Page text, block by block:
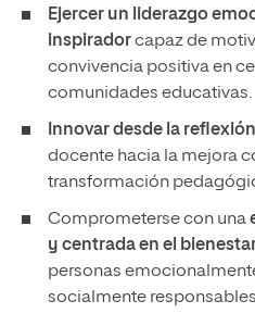
Ejercer un liderazgo
inspiradorcapaz de
convivencia positiva en
comunidades educativas.
Innovar desde la
docente hacia la mejora
transformación
Comprometerse con una
y centrada en el
personas
socialmente